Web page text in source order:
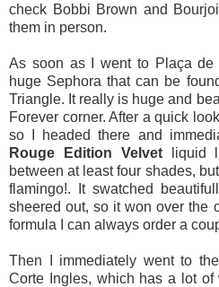
check Bobbi Brown and
them in person.
As soon as I went to Plaça de
huge Sephora that can be
Triangle. It really is huge and
Forever corner. After a quick
so I headed there and
Rouge Edition Velvetliquid
between at least four shades,
flamingo!. It swatched
sheered out, so it won over the
formula I can always order a
Then I immediately went to
Corte Ingles, which has a lot of